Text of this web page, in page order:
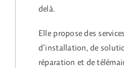
delà.
Elle propose des
d’installation, de
réparation et de